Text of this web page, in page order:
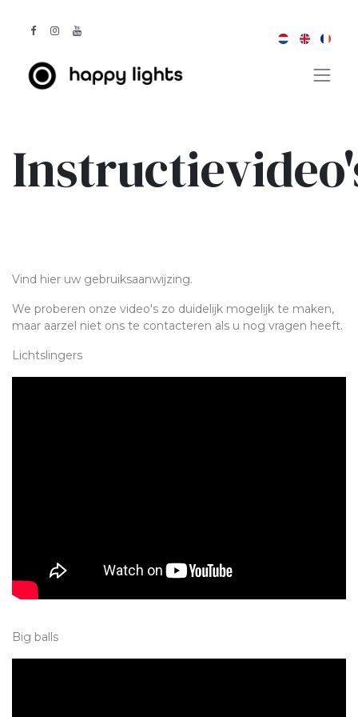
Vind hier uw gebruiksaanwijzing.
We proberen onze video's zo duidelijk mogelijk te maken,
maar aarzel niet ons te contacteren als u nog vragen heeft.
Lichtslingers
Big balls